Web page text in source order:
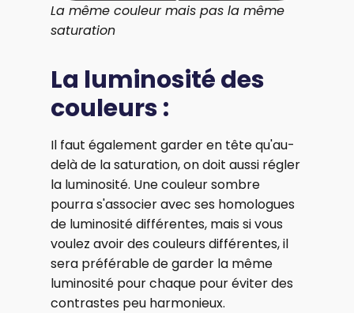
La même couleur mais pas la même
saturation
La luminosité des
couleurs :
Il faut également garder en tête qu'au-
delà de la saturation, on doit aussi régler
la luminosité. Une couleur sombre
pourra s'associer avec ses homologues
de luminosité différentes, mais si vous
voulez avoir des couleurs différentes, il
sera préférable de garder la même
luminosité pour chaque pour éviter des
contrastes peu harmonieux.